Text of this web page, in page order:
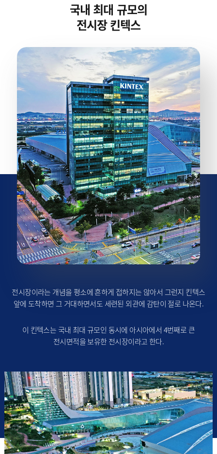
국내 최대 규모의
전시장 킨텍스
전시장이라는 개념을 평소에 흔하게 접하지는 않아서 그런지 킨텍스
앞에 도착하면 그 거대하면서도 세련된 외관에 감탄이 절로 나온다.
이 킨텍스는 국내 최대 규모인 동시에 아시아에서 4번째로 큰
전시면적을 보유한 전시장이라고 한다.